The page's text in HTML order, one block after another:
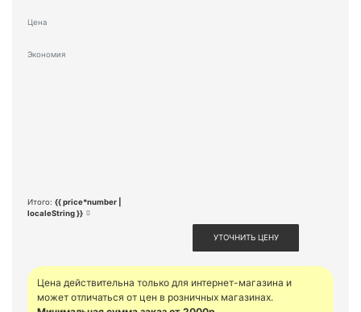
Цена
Экономия
Итого: {{ price*number |
localeString }}
УТОЧНИТЬ ЦЕНУ
Цена действительна только для интернет-магазина и
может отличаться от цен в розничных магазинах.